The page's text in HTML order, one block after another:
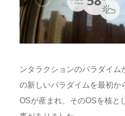
ンタラクションのパラダイム
の新しいパラダイムを最初か
OSが産まれ、そのOSを核と